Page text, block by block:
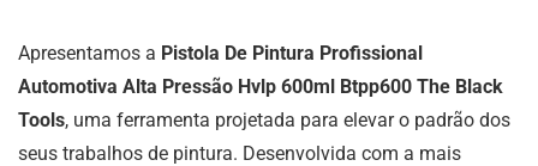
Apresentamos a Pistola De Pintura Profissional
Automotiva Alta Pressão Hvlp 600ml Btpp600 The Black
Tools, uma ferramenta projetada para elevar o padrão dos
seus trabalhos de pintura. Desenvolvida com a mais